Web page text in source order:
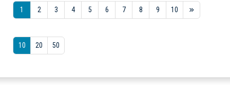
1 2 3 4 5 6 7 8 9 10
10 20 50